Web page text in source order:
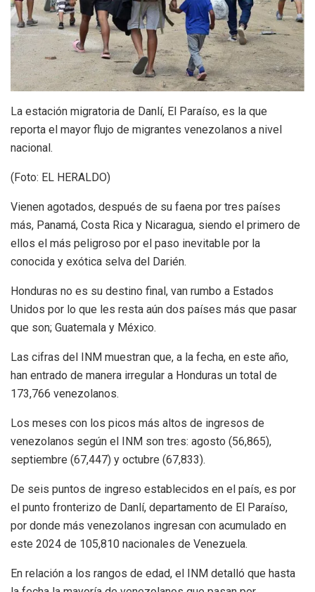
La estación migratoria de Danlí, El Paraíso, es la que
reporta el mayor flujo de migrantes venezolanos a nivel
nacional.
(Foto: EL HERALDO)
Vienen agotados, después de su faena por tres países
más, Panamá, Costa Rica y Nicaragua, siendo el primero de
ellos el más peligroso por el paso inevitable por la
conocida y exótica selva del Darién.
Honduras no es su destino final, van rumbo a Estados
Unidos por lo que les resta aún dos países más que pasar
que son; Guatemala y México.
Las cifras del INM muestran que, a la fecha, en este año,
han entrado de manera irregular a Honduras un total de
173,766 venezolanos.
Los meses con los picos más altos de ingresos de
venezolanos según el INM son tres: agosto (56,865),
septiembre (67,447) y octubre (67,833).
De seis puntos de ingreso establecidos en el país, es por
el punto fronterizo de Danlí, departamento de El Paraíso,
por donde más venezolanos ingresan con acumulado en
este 2024 de 105,810 nacionales de Venezuela.
En relación a los rangos de edad, el INM detalló que hasta